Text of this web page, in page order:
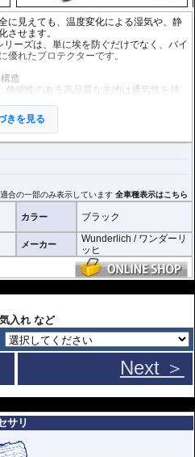
に見えても、温度変化による湿気や、静
させます。
ーズは、単に埃を防ぐだけでなく、バイ
優れたプロテクターです。
造
伸縮性のある高品質な生地は通気性を持
スの取れた気候環境を作り出します。
ソフトでフワフワ」な素材で設計されて
パーツを傷や擦れから守ります。
ける埃や汚れから、あなたのバイクを保
バーの上部から簡単にアクセスできる3
幅を個別に調整可能。ケースを装着した
ィットします。
化された伸縮性のあるストラップが、バ
証し、擦れを防ぎます。
ップが下面に付属しています。
の調整オプションが、この高品質な屋
ィットをサポートします。
きを見る
適合の一部のみ表示しています全車種表示はこちら
カラー ブラック
メーカー
Wunderlich / ワンダーリ
ッヒ
入れ など
Next ＞
サリ